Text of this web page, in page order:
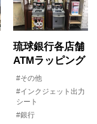
琉球銀行各店舗
ATMラッピング
#その他
#インクジェット出力
シート
#銀行